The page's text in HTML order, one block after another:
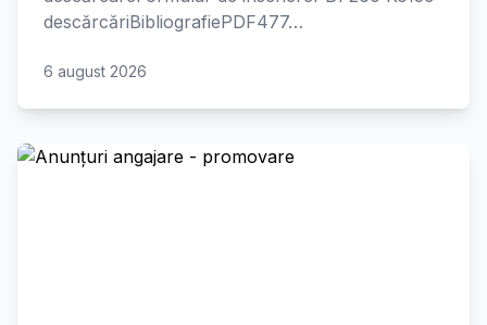
descărcăriBibliografiePDF477…
6 august 2026